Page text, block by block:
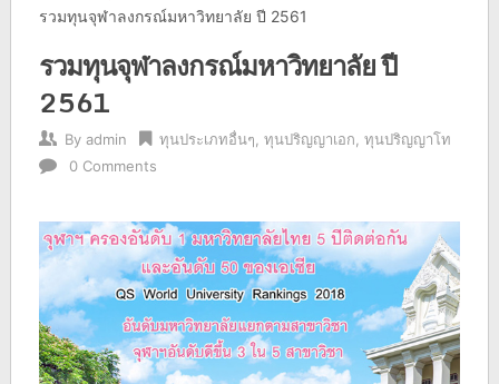
รวมทุนจุฬาลงกรณ์มหาวิทยาลัย ปี 2561
รวมทุนจุฬาลงกรณ์มหาวิทยาลัย ปี
2561
By admin ทุนประเภทอื่นๆ ทุนปริญญาเอก ทุนปริญญาโท
0 Comments